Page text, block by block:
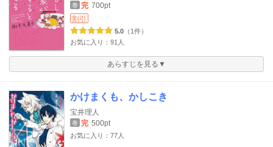
巻 完 700pt
割引
5.0 （1件）
お気に入り：91人
あらすじを見る▼
かけまくも、かしこき
宝井理人
巻 完 500pt
お気に入り：77人